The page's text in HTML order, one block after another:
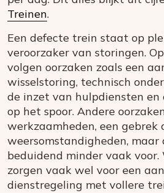
Treinen.
Een defecte trein staat op
veroorzaker van storingen.
volgen oorzaken zoals een
wisselstoring, technisch
de inzet van hulpdiensten en
op het spoor. Andere
werkzaamheden, een gebrek
weersomstandigheden, maar
beduidend minder vaak voor.
zorgen vaak wel voor een
dienstregeling met vollere